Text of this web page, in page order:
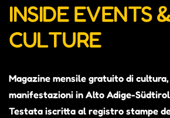
INSIDE EVENTS
CULTURE
Magazine mensile gratuito di
manifestazioni in Alto Adige-
Testata iscritta al registro stampe